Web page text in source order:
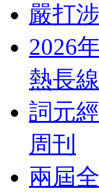
嚴打
2026
熱長
詞元
周刊
兩屆